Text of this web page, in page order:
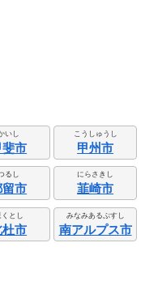
いし
斐市
こうしゅうし
甲州市
るし
留市
にらさきし
韮崎市
とし
杜市
みなみあるぷすし
南アルプス市